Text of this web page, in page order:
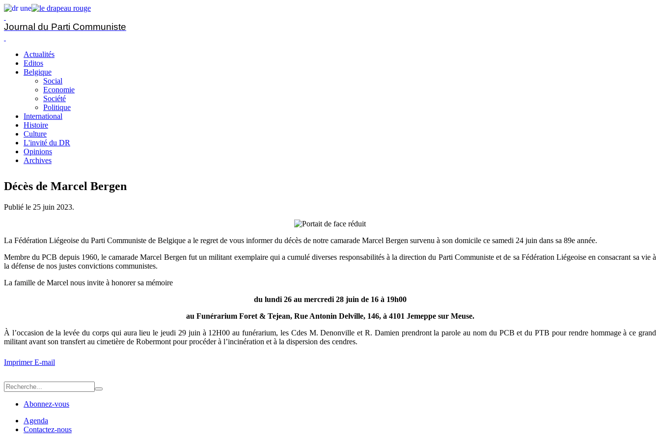
Journal du Parti Communiste
Actualités
Editos
Belgique
Social
Economie
Société
Politique
International
Histoire
Culture
L'invité du DR
Opinions
Archives
Décès de Marcel Bergen
Publié le 25 juin 2023.
La Fédération Liégeoise du Parti Communiste de Belgique a le regret de vous informer du décès de notre camarade Marcel Bergen survenu à son domicile ce samedi 24 juin dans sa 89e année.
Membre du PCB depuis 1960, le camarade Marcel Bergen fut un militant exemplaire qui a cumulé diverses responsabilités à la direction du Parti Communiste et de sa Fédération Liégeoise en consacrant sa vie à
la défense de nos justes convictions communistes.
La famille de Marcel nous invite à honorer sa mémoire
du lundi 26 au mercredi 28 juin de 16 à 19h00
au Funérarium Foret & Tejean, Rue Antonin Delville, 146, à 4101 Jemeppe sur Meuse.
À l’occasion de la levée du corps qui aura lieu le jeudi 29 juin à 12H00 au funérarium, les Cdes M. Denonville et R. Damien prendront la parole au nom du PCB et du PTB pour rendre hommage à ce grand
militant avant son transfert au cimetière de Robermont pour procéder à l’incinération et à la dispersion des cendres.
ImprimerE-mail
Abonnez-vous
Agenda
Contactez-nous